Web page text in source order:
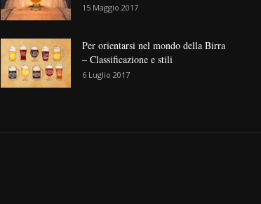
15 Maggio 2017
Per orientarsi nel mondo della Birra
– Classificazione e stili
6 Luglio 2017